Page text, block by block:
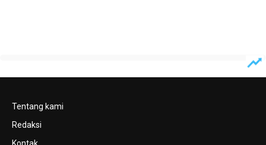
Tentang kami
Redaksi